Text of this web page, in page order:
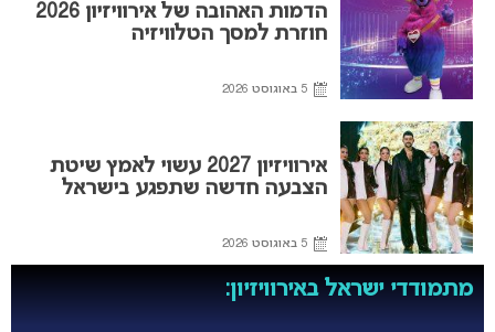
הדמות האהובה של אירוויזיון 2026
חוזרת למסך הטלוויזיה
5 באוגוסט 2026
אירוויזיון 2027 עשוי לאמץ שיטת
הצבעה חדשה שתפגע בישראל
5 באוגוסט 2026
מתמודדי ישראל באירוויזיון: